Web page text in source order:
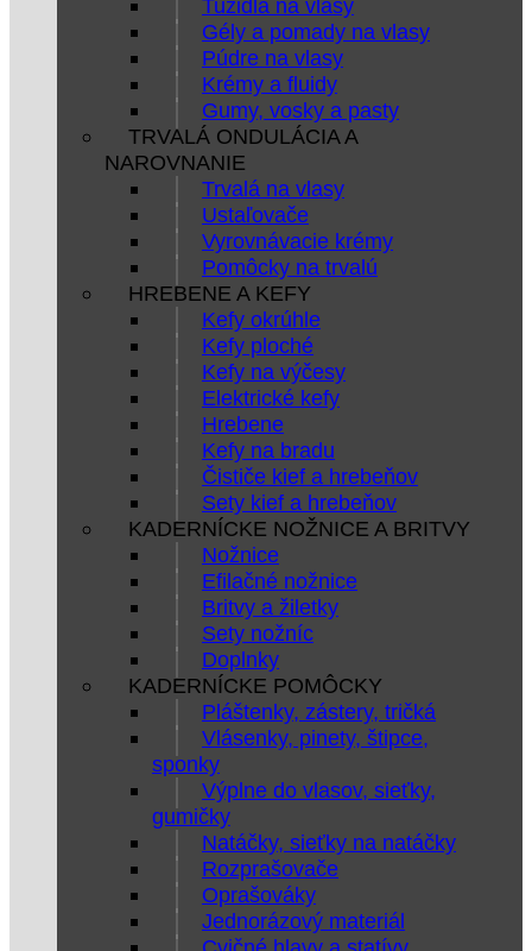
Tužidlá na vlasy
Gély a pomady na vlasy
Púdre na vlasy
Krémy a fluidy
Gumy, vosky a pasty
TRVALÁ ONDULÁCIA A
NAROVNANIE
Trvalá na vlasy
Ustaľovače
Vyrovnávacie krémy
Pomôcky na trvalú
HREBENE A KEFY
Kefy okrúhle
Kefy ploché
Kefy na výčesy
Elektrické kefy
Hrebene
Kefy na bradu
Čističe kief a hrebeňov
Sety kief a hrebeňov
KADERNÍCKE NOŽNICE A BRITVY
Nožnice
Efilačné nožnice
Britvy a žiletky
Sety nožníc
Doplnky
KADERNÍCKE POMÔCKY
Pláštenky, zástery, tričká
Vlásenky, pinety, štipce,
sponky
Výplne do vlasov, sieťky,
gumičky
Natáčky, sieťky na natáčky
Rozprašovače
Oprašováky
Jednorázový materiál